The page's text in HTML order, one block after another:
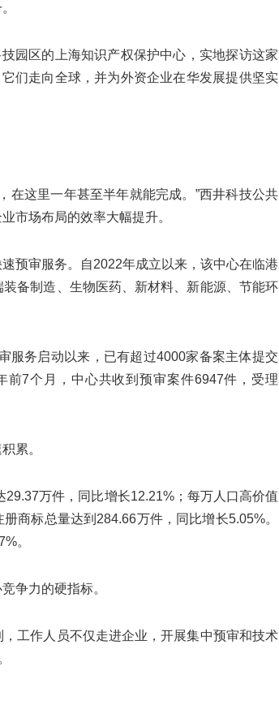
园区的上海知识产权保护中心，实地探访这家
们走向全球，并为外资企业在华发展提供坚实
在这里一年甚至半年就能完成。”西井科技公共
市场布局的效率大幅提升。
预审服务。自2022年成立以来，该中心在临港
备制造、生物医药、新材料、新能源、节能环
服务启动以来，已有超过4000家备案主体提交
7个月，中心共收到预审案件6947件，受理
累。
万件，同比增长12.21%；每万人口高价值
商标总量达到284.66万件，同比增长5.05%。
。
争力的硬指标。
工作人员不仅走进企业，开展集中预审和技术